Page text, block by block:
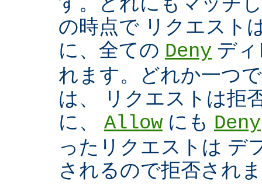
の時点で リクエスト
に、全ての Deny デ
れます。どれか一つ
は、 リクエストは拒
に、 Allow にも Deny
ったリクエストは デ
されるので拒否され